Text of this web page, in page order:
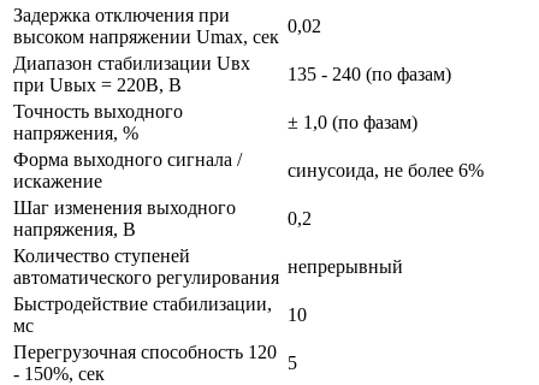
Задержка отключения при
высоком напряжении Umax, сек
0,02
Диапазон стабилизации Uвх
при Uвых = 220В, В
135 - 240 (по фазам)
Точность выходного
напряжения, %
± 1,0 (по фазам)
Форма выходного сигнала /
искажение
синусоида, не более 6%
Шаг изменения выходного
напряжения, В
0,2
Количество ступеней
автоматического регулирования
непрерывный
Быстродействие стабилизации,
мс
10
Перегрузочная способность 120
- 150%, сек
5